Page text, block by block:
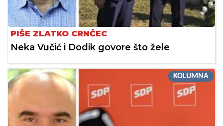
PIŠE ZLATKO CRNČEC
Neka Vučić i Dodik govore što žele
KOLUMNA